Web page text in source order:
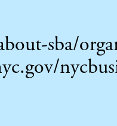
sba/